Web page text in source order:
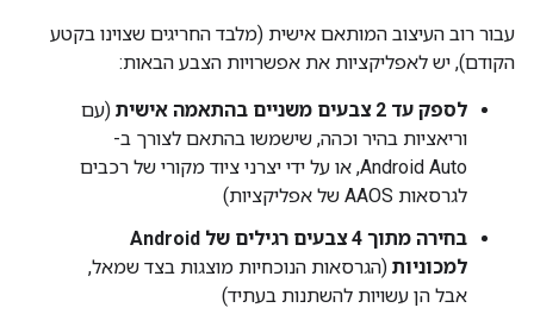
עבור רוב העיצוב המותאם אישית (מלבד החריגים שצוינו בקטע
הקודם), יש לאפליקציות את אפשרויות הצבע הבאות:
לספק עד 2 צבעים משניים בהתאמה אישית
(עם
וריאציות בהיר וכהה, שישמשו בהתאם לצורך ב-
Android Auto, או על ידי יצרני ציוד מקורי של רכבים
לגרסאות AAOS של אפליקציות)
בחירה מתוך 4 צבעים רגילים של Android
למכוניות (הגרסאות הנוכחיות מוצגות בצד שמאל,
אבל הן עשויות להשתנות בעתיד)